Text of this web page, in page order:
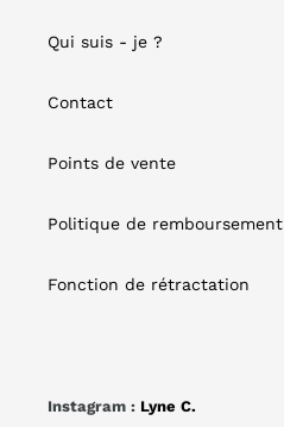
Qui suis - je ?
Contact
Points de vente
Politique de remboursement
Fonction de rétractation
Instagram : Lyne C.